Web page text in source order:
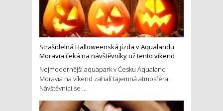
Strašidelná Halloweenská jízda v Aqualandu
Moravia čeká na návštěvníky už tento víkend
Nejmodernější aquapark v Česku Aqualand
Moravia na víkend zahalí tajemná atmosféra.
Návštěvníci se ...